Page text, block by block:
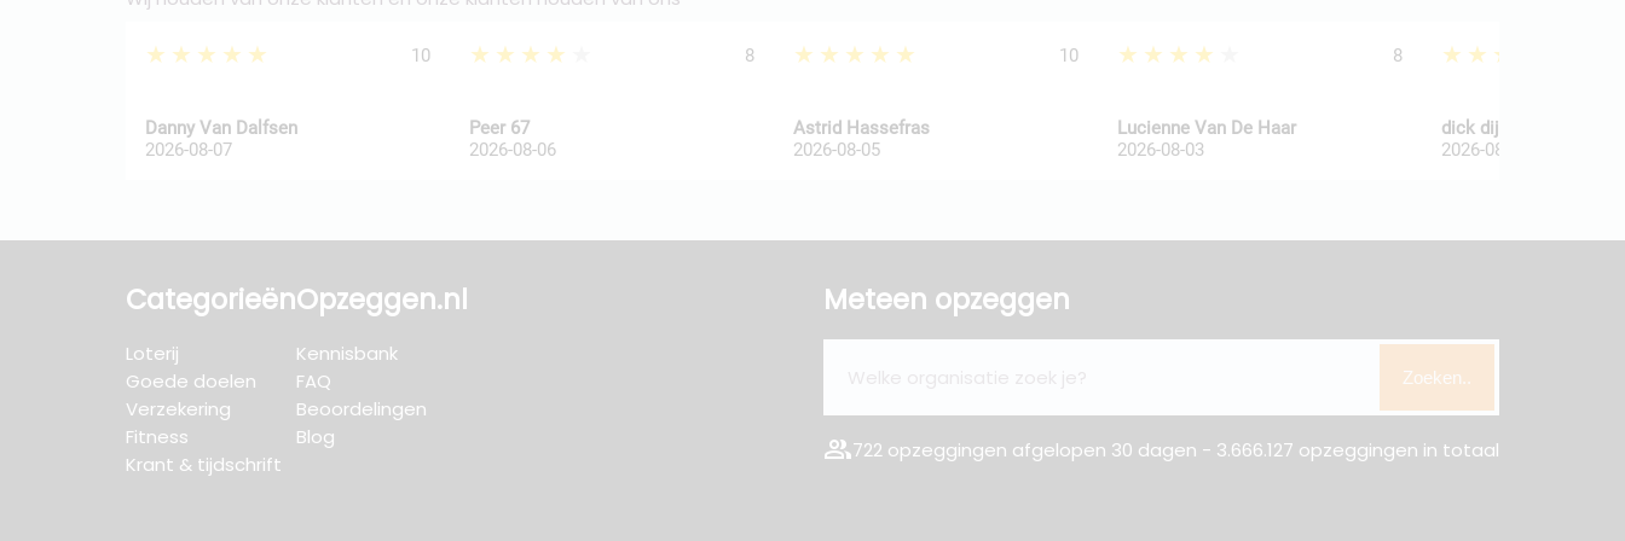
★★★★★ 10
Danny Van Dalfsen
2026-08-07
★★★★★ 8
Peer 67
2026-08-06
★★★★★ 10
Astrid Hassefras
2026-08-05
★★★★★ 8
Lucienne Van De Haar
2026-08-03
★★★★★
dick dijkkamp
2026-08-03
Categorieën
Loterij
Goede doelen
Verzekering
Fitness
Krant & tijdschrift
Opzeggen.nl
Kennisbank
FAQ
Beoordelingen
Blog
Meteen opzeggen
Zoeken..
group722 opzeggingen afgelopen 30 dagen - 3.666.127 opzeggingen in totaal